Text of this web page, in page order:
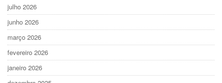
julho 2026
junho 2026
março 2026
fevereiro 2026
janeiro 2026